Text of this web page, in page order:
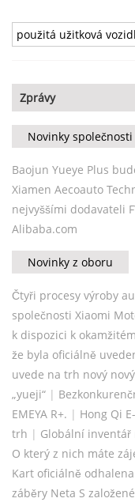
použitá užitková
Zprávy
Novinky společnosti
Baojun Yueye Plus
Xiamen Aecoauto
nejvyššími dodavateli
Alibaba.com
Novinky z oboru
Čtyři procesy výroby
společnosti Xiaomi
k dispozici k
že byla oficiálně
uvede na trh nový
„yueji“ |
EMEYA R+. | Hong Qi
trh | Globální
O který z nich máte
Kart oficiálně
záběry Neta S